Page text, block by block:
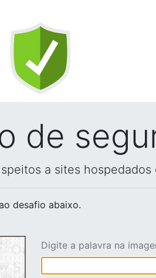
de
a sites hospedados
desafio abaixo.
Digite a palavra na